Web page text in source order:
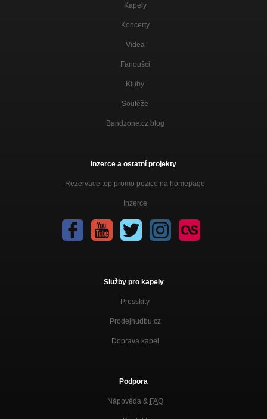
Kapely
Koncerty
Videa
Fanoušci
Kluby
Soutěže
Bandzone.cz blog
Inzerce a ostatní projekty
Rezervace top promo pozice na homepage
Inzerce
Služby pro kapely
Presskity
Prodejhudbu.cz
Doprava kapel
Podpora
Nápověda & FAQ